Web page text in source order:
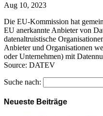
Aug 10, 2023
Die EU-Kommission hat
EU anerkannte Anbieter von
datenaltruistische
Anbieter und Organisationen
oder Unternehmen) mit
Source: DATEV
Suche nach:
Neueste Beiträge